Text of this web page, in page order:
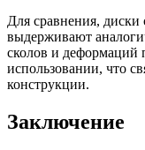
Для сравнения,
выдерживают
сколов и
использовании, что
конструкции.
Заключение